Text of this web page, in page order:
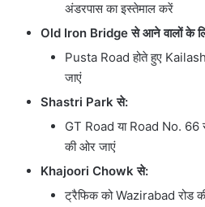
अंडरपास का इस्तेमाल करें
Old Iron Bridgeसे आने वालों के
Pusta Road होते हुए
जाएं
Shastri Parkसे:
GT Road या Road No.
की ओर जाएं
Khajoori Chowkसे:
ट्रैफिक को Wazirabad रोड